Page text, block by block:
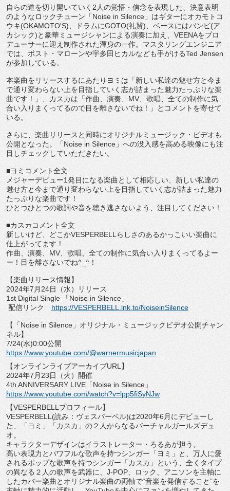
自らの道を切り開いていく2人の覚悟・信念を表現した、 決意表明
のようなロックチューン「Noise in Silence」はギターにオカモトコ
ウキ(OKAMOTO'S)、ドラムにGOTO(礼賛)、ベースにはバンビ(ア
カシック)と豪華ミュージシャンによる演奏に加え、 VEENAをプロ
デューサーに迎え制作された渾身の一作。 マスタリングエンジニア
では、ポスト・ マローンや宇多田ヒカルなども手がけるTed Jensen
が参加している。
本楽曲をリリースするにあたりヨミは「新しい私達の魅せ方と今ま
で通り変わらない上を目指していく志が詰まった魅力たっぷりな楽
曲です！」、カスカは「作曲、演奏、 MV、歌唱、 全ての制作に気
合い入りまくってるので目を離さないでね！」
とコメントを寄せて
いる。
さらに、楽曲リリースと同時にオリジナルミュージック・ ビデオも
公開となった。「Noise in Silence」 への没入感を高める映像にも注
目しチェックしていただきたい。
■ヨミコメント全文
メジャーデビュー1発目になる楽曲として相応しい、 新しい私達の
魅せ方と今まで通り変わらない上を目指していく志が詰まった魅力
たっぷりな楽曲です！
ひとつひとつの歌詞や音を聴き逃さないよう、注目してください！
■カスカコメント全文
新しいけど、
どこかVESPERBELLらしさのあるかっこいい楽曲に
仕上がってます！
作曲、演奏、MV、歌唱、 全ての制作に気合い入りまくってるよー
ー！目を離さないでね^_ ^！
【楽曲リリース情報】
2024年7月24日（水）リリース
1st Digital Single 「Noise in Silence」
配信リンク https://VESPERBELL.lnk.to/NoiseinSilence
【「Noise in Silence」オリジナル・ ミュージックビデオ公開チャン
ネル】
7/24(水)0:00公開
https://www.youtube.com/@warnermusicjapan
【オンラインライブアーカイブURL】
2024年7月23日（火）開催
4th ANNIVERSARY LIVE「Noise in Silence」
https://www.youtube.com/watch?v=lpp5fiSyNJw
【VESPERBELLプロフィール】
VESPERBELL(読み：ヴェスパーベル)は2020年6月にデビューし
た、「ヨミ」「カスカ」 の２人からなるバーチャルガールズデュ
オ。
キャラクターデザインはイラストレーター・ろるあが担う。
高い表現力とパワフルな歌声を持つシンガー「ヨミ」と、 万人に愛
されるポップな歌声を持つシンガー「カスカ」という、 全くタイプ
の異なる２人の歌声を武器に、J-POP、ロック、 アニソンを主軸に
したカバー楽曲とオリジナル楽曲の両軸で“音楽を発信すること”を